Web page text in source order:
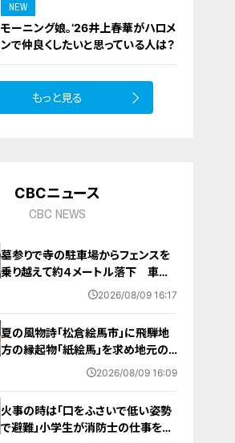
NEW
モーニング娘。‘26井上春華がハロメ
ンで仲良くしたいと思っている人は？
もっと見る
CBCニュース
CBC NEWS
墓参りで寺の駐車場からフェンスを
乗り越えて約４メートル落下 車に
乗っていた家族３人けが 岐阜・山
2026/08/09 16:17
夏の風物詩「松倉絵馬市」に飛騨地
方の縁起物「紙絵馬」を求め地元の
人や観光客が訪れる 幸せが駆け込
2026/08/09 16:09
火事の時は「口をふさいで低い姿勢
で避難」小学生が消防士の仕事を体